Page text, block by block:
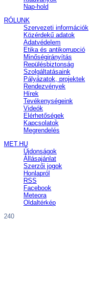
Nap-hold
RÓLUNK
Szervezeti információk
Közérdekű adatok
Adatvédelem
Etika és antikorrupció
Minőségirányítás
Repülésbiztonság
Szolgáltatásaink
Pályázatok, projektek
Rendezvények
Hírek
Tevékenységeink
Videók
Elérhetőségek
Kapcsolatok
Megrendelés
MET.HU
Újdonságok
Állásajánlat
Szerzői jogok
Honlapról
RSS
Facebook
Meteora
Oldaltérkép
240